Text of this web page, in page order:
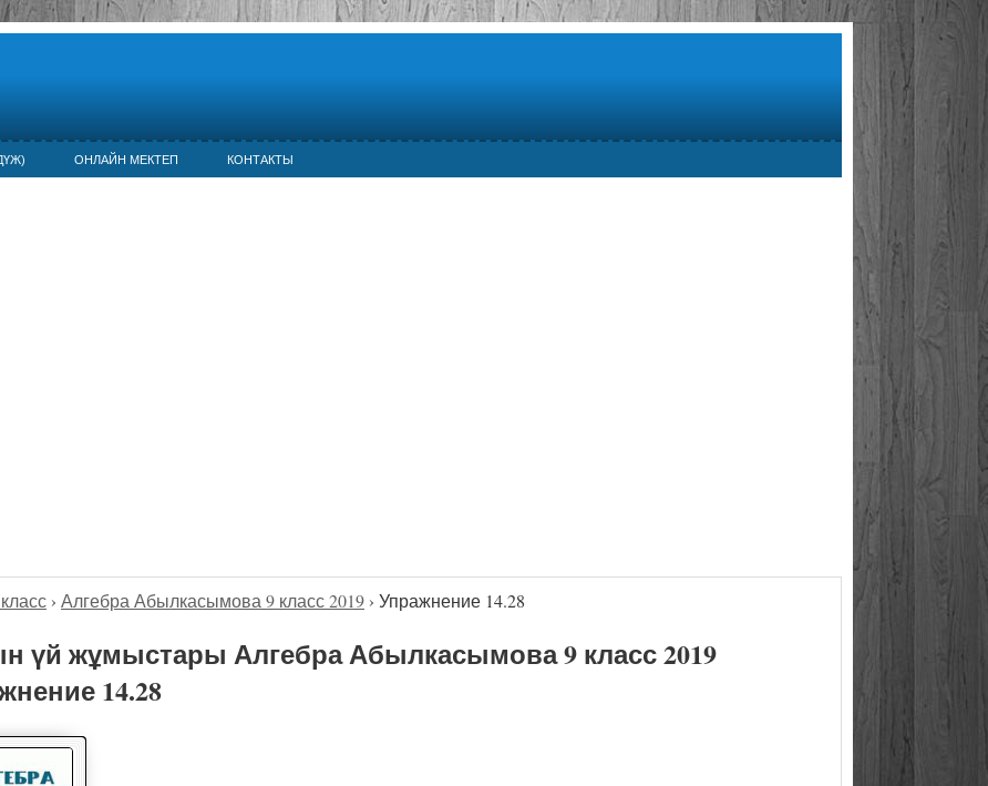
ОНЛАЙН МЕКТЕП КОНТАКТЫ
› Алгебра Абылкасымова 9 класс 2019 › Упражнение 14.28
үй жұмыстары Алгебра Абылкасымова 9 класс 2019
14.28